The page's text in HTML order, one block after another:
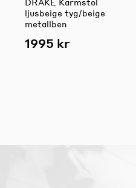
ljusbeige tyg/beige
metallben
1995 kr